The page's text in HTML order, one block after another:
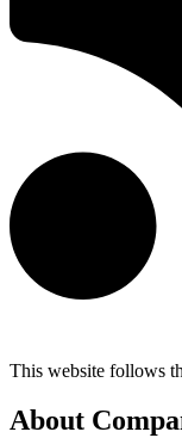
This website follows
About